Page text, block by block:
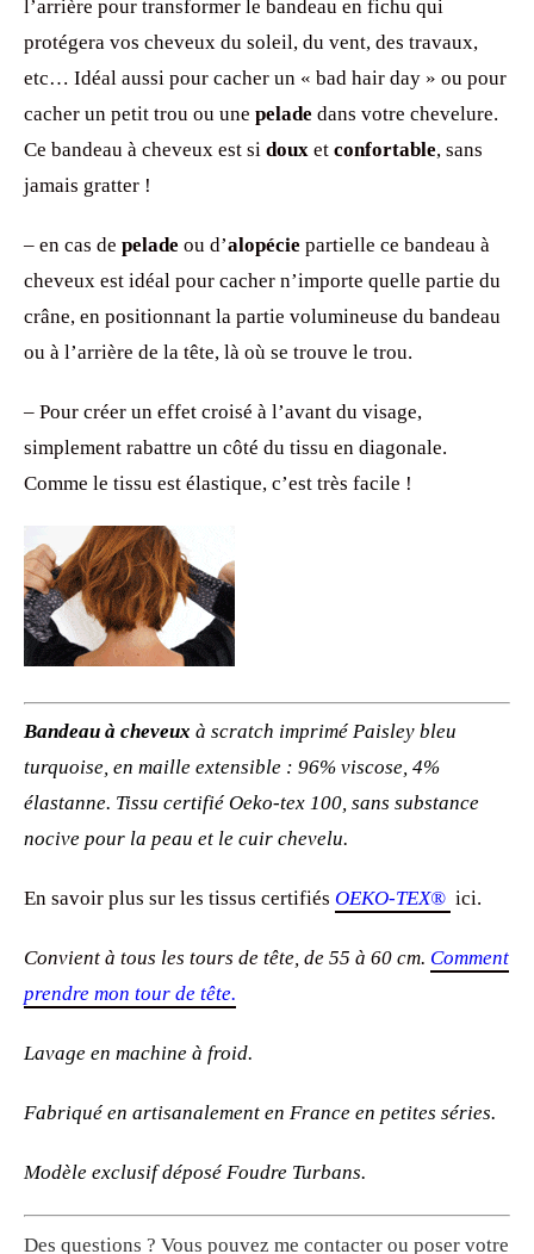
l’arrière pour transformer le bandeau en fichu qui
protégera vos cheveux du soleil, du vent, des travaux,
etc… Idéal aussi pour cacher un « bad hair day » ou pour
cacher un petit trou ou une pelade dans votre chevelure.
Ce bandeau à cheveux est si doux et confortable, sans
jamais gratter !
– en cas de pelade ou d’alopécie partielle ce bandeau à
cheveux est idéal pour cacher n’importe quelle partie du
crâne, en positionnant la partie volumineuse du bandeau
ou à l’arrière de la tête, là où se trouve le trou.
– Pour créer un effet croisé à l’avant du visage,
simplement rabattre un côté du tissu en diagonale.
Comme le tissu est élastique, c’est très facile !
Bandeau à cheveux à scratch imprimé Paisley bleu
turquoise, en maille extensible : 96% viscose, 4%
élastanne. Tissu certifié Oeko-tex 100, sans substance
nocive pour la peau et le cuir chevelu.
En savoir plus sur les tissus certifiés OEKO-TEX® ici.
Convient à tous les tours de tête, de 55 à 60 cm. Comment
prendre mon tour de tête.
Lavage en machine à froid.
Fabriqué en artisanalement en France en petites séries.
Modèle exclusif déposé Foudre Turbans.
Des questions ? Vous pouvez me contacter ou poser votre